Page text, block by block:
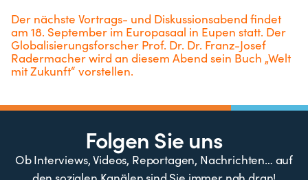
Der nächste Vortrags- und Diskussionsabend findet
am 18. September im Europasaal in Eupen statt. Der
Globalisierungsforscher Prof. Dr. Dr. Franz-Josef
Radermacher wird an diesem Abend sein Buch „Welt
mit Zukunft“ vorstellen.
Folgen Sie uns
Ob Interviews, Videos, Reportagen, Nachrichten… auf